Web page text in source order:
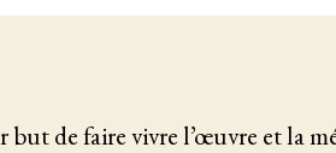
de faire vivre l’œuvre et la